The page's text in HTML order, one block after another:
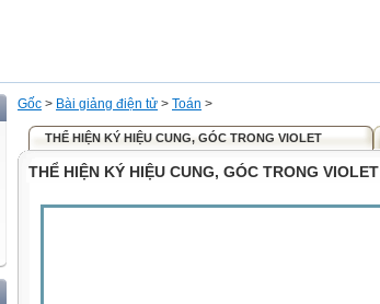
Gốc > Bài giảng điện tử > Toán >
THỂ HIỆN KÝ HIỆU CUNG, GÓC TRONG VIOLET
THỂ HIỆN KÝ HIỆU CUNG, GÓC TRONG VIOLET